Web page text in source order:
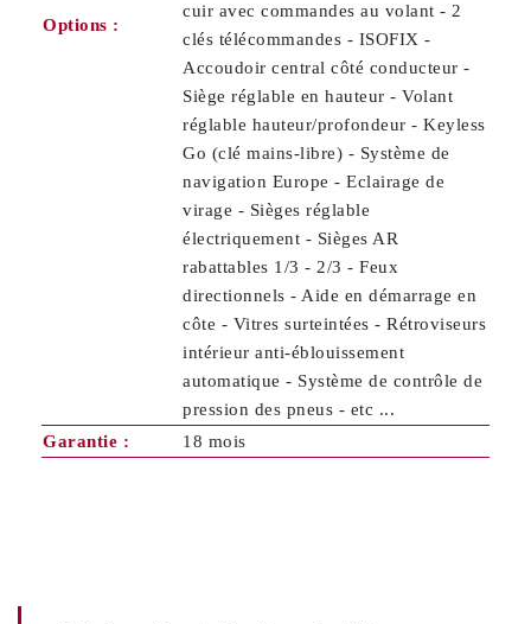
Options :
cuir avec commandes au volant - 2
clés télécommandes - ISOFIX -
Accoudoir central côté conducteur -
Siège réglable en hauteur - Volant
réglable hauteur/profondeur - Keyless
Go (clé mains-libre) - Système de
navigation Europe - Eclairage de
virage - Sièges réglable
électriquement - Sièges AR
rabattables 1/3 - 2/3 - Feux
directionnels - Aide en démarrage en
côte - Vitres surteintées - Rétroviseurs
intérieur anti-éblouissement
automatique - Système de contrôle de
pression des pneus - etc ...
Garantie :
18 mois